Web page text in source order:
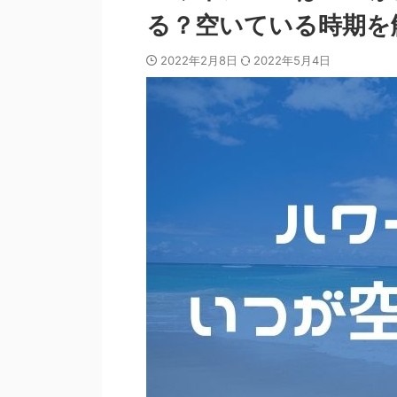
る？空いている時期を
2022年2月8日 2022年5月4日